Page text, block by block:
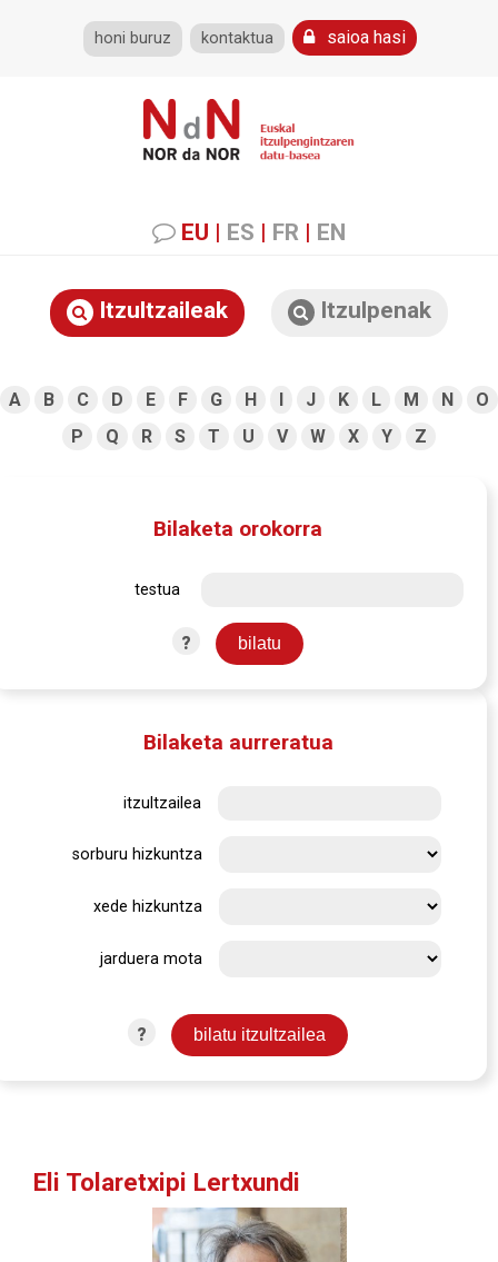
honi buruz kontaktua saioa hasi
EU | ES | FR | EN
Itzultzaileak Itzulpenak
A B C D E F G H I J K L M N
O
P
Q R S T U V W X Y Z
Bilaketa orokorra
testua
?
Bilaketa aurreratua
itzultzailea
sorburu hizkuntza
xede hizkuntza
jarduera mota
?
Eli Tolaretxipi Lertxundi